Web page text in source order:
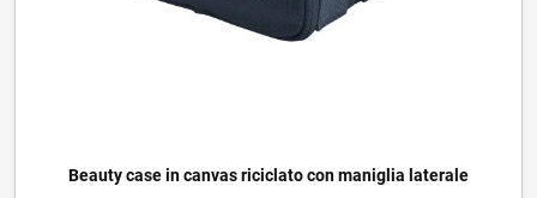
Beauty case in canvas riciclato con maniglia laterale